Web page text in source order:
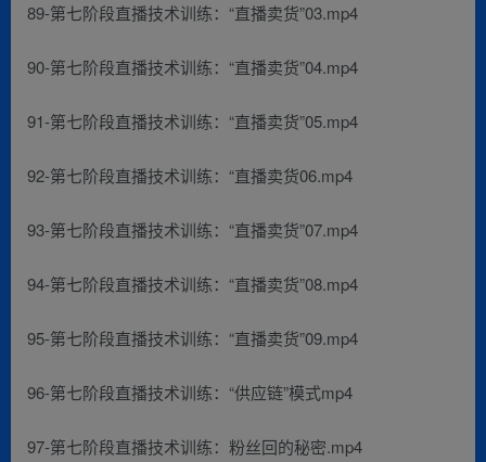
89-第七阶段直播技术训练：“直播卖货”03.mp4
90-第七阶段直播技术训练：“直播卖货”04.mp4
91-第七阶段直播技术训练：“直播卖货”05.mp4
92-第七阶段直播技术训练：“直播卖货06.mp4
93-第七阶段直播技术训练：“直播卖货”07.mp4
94-第七阶段直播技术训练：“直播卖货”08.mp4
95-第七阶段直播技术训练：“直播卖货”09.mp4
96-第七阶段直播技术训练：“供应链”模式mp4
97-第七阶段直播技术训练：粉丝回的秘密.mp4